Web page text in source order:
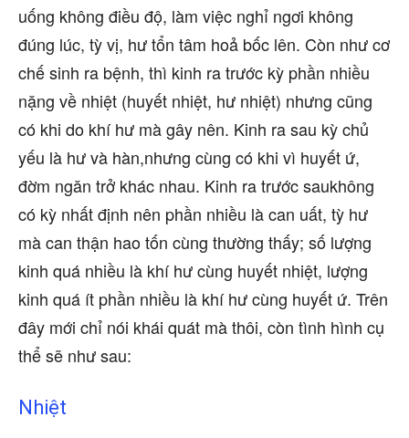
uống không điều độ, làm việc nghỉ ngơi không
đúng lúc, tỳ vị, hư tổn tâm hoả bốc lên. Còn như cơ
chế sinh ra bệnh, thì kinh ra trước kỳ phần nhiều
nặng về nhiệt (huyết nhiệt, hư nhiệt) nhưng cũng
có khi do khí hư mà gây nên. Kinh ra sau kỳ chủ
yếu là hư và hàn,nhưng cùng có khi vì huyết ứ,
đờm ngăn trở khác nhau. Kinh ra trước saukhông
có kỳ nhất định nên phần nhiều là can uất, tỳ hư
mà can thận hao tốn cùng thường thấy; số lượng
kinh quá nhiều là khí hư cùng huyết nhiệt, lượng
kinh quá ít phần nhiều là khí hư cùng huyết ứ. Trên
đây mới chỉ nói khái quát mà thôi, còn tình hình cụ
thể sẽ như sau:
Nhiệt